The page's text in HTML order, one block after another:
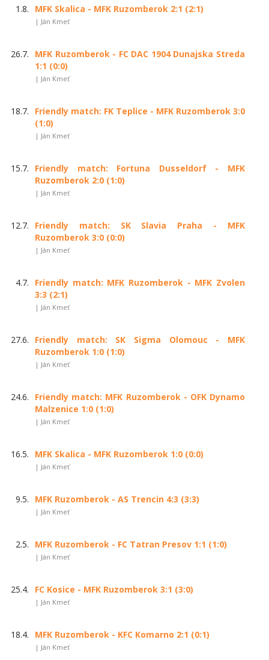
1.8. MFK Skalica - MFK Ruzomberok 2:1 (2:1)
| Ján Kmeť
26.7.
MFK Ruzomberok - FC DAC 1904 Dunajska Streda
1:1 (0:0)
| Ján Kmeť
18.7.
Friendly match: FK Teplice - MFK Ruzomberok 3:0
(1:0)
| Ján Kmeť
15.7.
Friendly match: Fortuna Dusseldorf - MFK
Ruzomberok 2:0 (1:0)
| Ján Kmeť
12.7.
Friendly match: SK Slavia Praha - MFK
Ruzomberok 3:0 (0:0)
| Ján Kmeť
4.7.
Friendly match: MFK Ruzomberok - MFK Zvolen
3:3 (2:1)
| Ján Kmeť
27.6.
Friendly match: SK Sigma Olomouc - MFK
Ruzomberok 1:0 (1:0)
| Ján Kmeť
24.6.
Friendly match: MFK Ruzomberok - OFK Dynamo
Malzenice 1:0 (1:0)
| Ján Kmeť
16.5. MFK Skalica - MFK Ruzomberok 1:0 (0:0)
| Ján Kmeť
9.5. MFK Ruzomberok - AS Trencin 4:3 (3:3)
| Ján Kmeť
2.5. MFK Ruzomberok - FC Tatran Presov 1:1 (1:0)
| Ján Kmeť
25.4. FC Kosice - MFK Ruzomberok 3:1 (3:0)
| Ján Kmeť
18.4. MFK Ruzomberok - KFC Komarno 2:1 (0:1)
| Ján Kmeť